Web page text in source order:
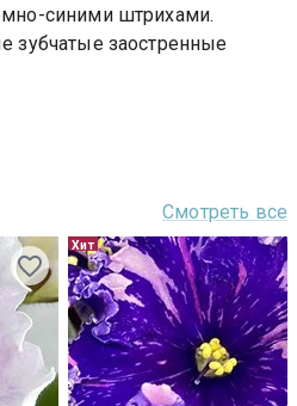
синими штрихами.
зубчатые заостренные
Смотреть все
Хит